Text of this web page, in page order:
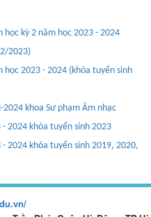
học kỳ 2 năm học 2023 - 2024
2023)
2023 - 2024 (khóa tuyển sinh
khoa Sư phạm Âm nhạc
2024 khóa tuyển sinh 2023
2024 khóa tuyển sinh 2019, 2020,